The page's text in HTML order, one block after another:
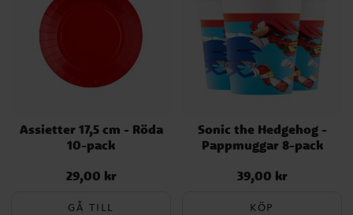
Assietter 17,5 cm - Röda
10-pack
Pris:29,00 kr
29,00 kr
GÅ TILL
Sonic the Hedgehog -
Pappmuggar 8-pack
Pris:39,00 kr
39,00 kr
KÖP